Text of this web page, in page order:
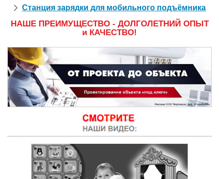
Станция зарядки для мобильного подъёмника
НАШЕ ПРЕИМУЩЕСТВО - ДОЛГОЛЕТНИЙ ОПЫТ
и КАЧЕСТВО!